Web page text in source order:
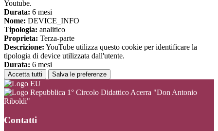
Youtube.
Durata: 6 mesi
Nome: DEVICE_INFO
Tipologia: analitico
Proprieta: Terza-parte
Descrizione: YouTube utilizza questo cookie per identificare la
tipologia di device utilizzata dall'utente.
Durata: 6 mesi
Accetta tutti Salva le preferenze
1° Circolo Didattico Acerra "Don Antonio
Riboldi"
Contatti